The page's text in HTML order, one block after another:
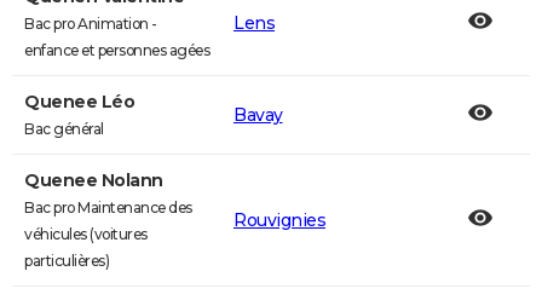
Bac pro Animation -
enfance et personnes agées
Lens
Quenee Léo
Bac général
Bavay
Quenee Nolann
Bac pro Maintenance des
véhicules (voitures
particulières)
Rouvignies